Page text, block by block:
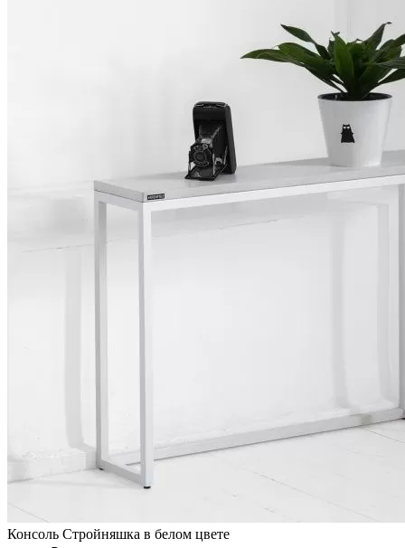
Консоль Стройняшка в белом цвете